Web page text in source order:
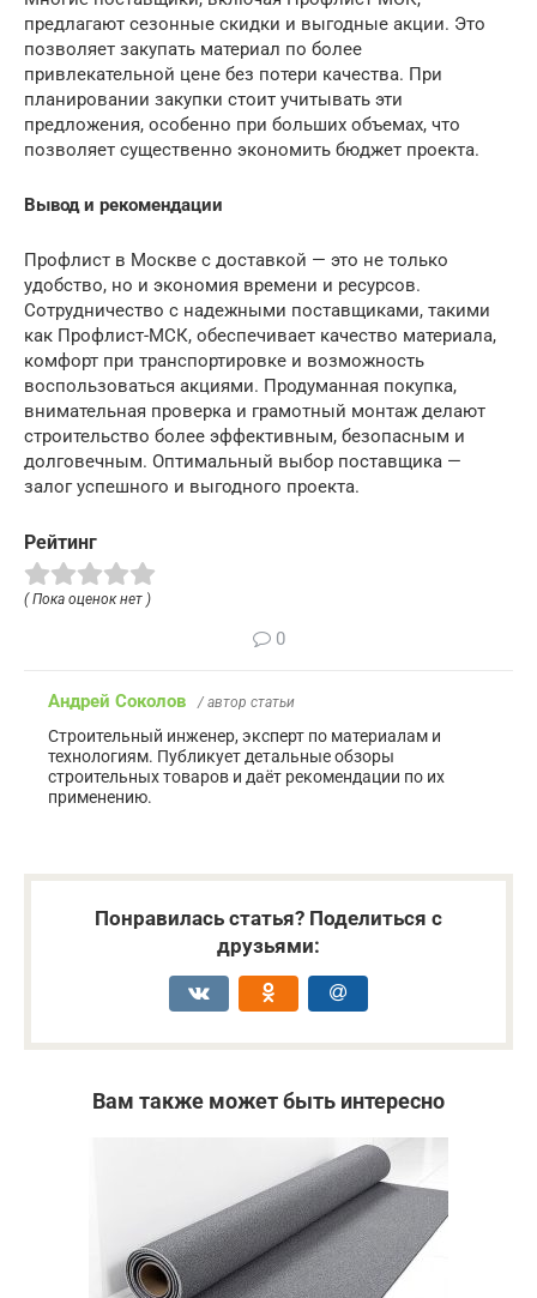
предлагают сезонные скидки и выгодные акции. Это
позволяет закупать материал по более
привлекательной цене без потери качества. При
планировании закупки стоит учитывать эти
предложения, особенно при больших объемах, что
позволяет существенно экономить бюджет проекта.
Вывод и рекомендации
Профлист в Москве с доставкой — это не только
удобство, но и экономия времени и ресурсов.
Сотрудничество с надежными поставщиками, такими
как Профлист-МСК, обеспечивает качество материала,
комфорт при транспортировке и возможность
воспользоваться акциями. Продуманная покупка,
внимательная проверка и грамотный монтаж делают
строительство более эффективным, безопасным и
долговечным. Оптимальный выбор поставщика —
залог успешного и выгодного проекта.
Рейтинг
( Пока оценок нет )
0
Андрей Соколов / автор статьи
Строительный инженер, эксперт по материалам и
технологиям. Публикует детальные обзоры
строительных товаров и даёт рекомендации по их
применению.
Понравилась статья? Поделиться с
друзьями:
Вам также может быть интересно